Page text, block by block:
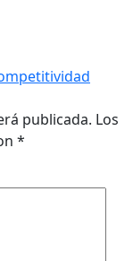
publicada. Los
*